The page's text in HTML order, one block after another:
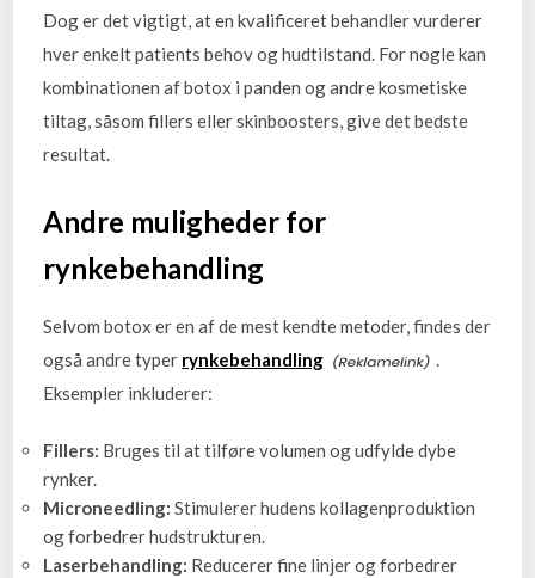
Dog er det vigtigt, at en kvalificeret behandler vurderer
hver enkelt patients behov og hudtilstand. For nogle kan
kombinationen af botox i panden og andre kosmetiske
tiltag, såsom fillers eller skinboosters, give det bedste
resultat.
Andre muligheder for
rynkebehandling
Selvom botox er en af de mest kendte metoder, findes der
også andre typer rynkebehandling
.
Eksempler inkluderer:
Fillers: Bruges til at tilføre volumen og udfylde dybe
rynker.
Microneedling: Stimulerer hudens kollagenproduktion
og forbedrer hudstrukturen.
Laserbehandling: Reducerer fine linjer og forbedrer